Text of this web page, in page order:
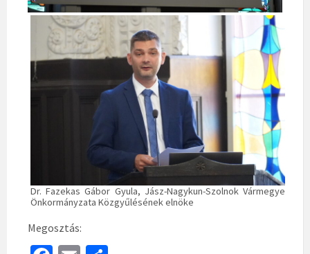
Dr. Fazekas Gábor Gyula, Jász-Nagykun-Szolnok Vármegye
Önkormányzata Közgyűlésének elnöke
Megosztás: